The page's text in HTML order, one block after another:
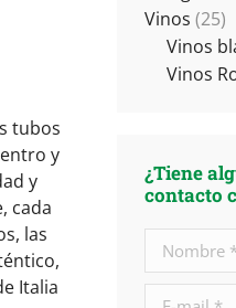
tubos
y
y
cada
las
Italia
Vinos (25)
Vinos
Vinos
¿Tiene
contacto
Nombre *
E-mail *